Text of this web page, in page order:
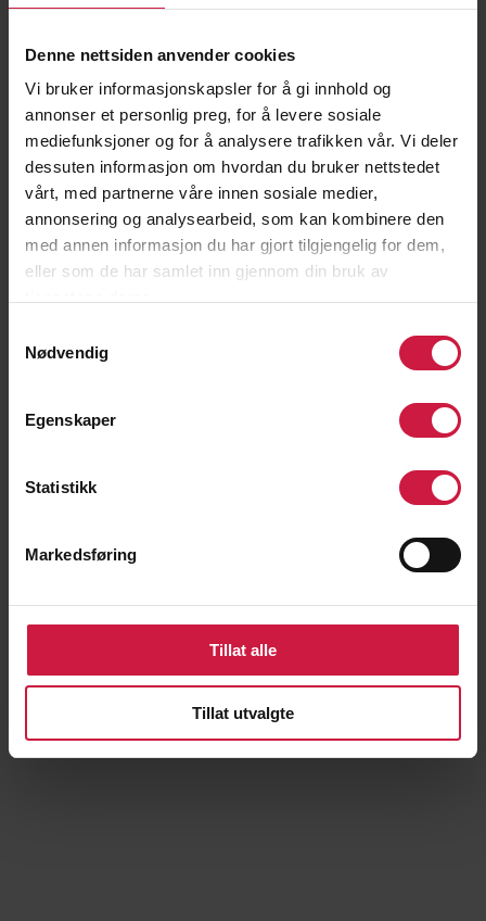
Denne nettsiden anvender cookies
Vi bruker informasjonskapsler for å gi innhold og
annonser et personlig preg, for å levere sosiale
mediefunksjoner og for å analysere trafikken vår. Vi deler
dessuten informasjon om hvordan du bruker nettstedet
vårt, med partnerne våre innen sosiale medier,
annonsering og analysearbeid, som kan kombinere den
med annen informasjon du har gjort tilgjengelig for dem,
eller som de har samlet inn gjennom din bruk av
Nødvendig
Egenskaper
Statistikk
Markedsføring
Tillat alle
Tillat utvalgte
Felix A. van der Hagen
Ludvik Hertzenberg